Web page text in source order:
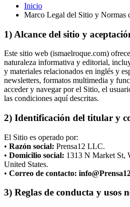
Inicio
Marco Legal del Sitio y Normas
1) Alcance del sitio y
Este sitio web (ismaelroque.com)
naturaleza informativa y editorial,
y materiales relacionados en inglés y
newsletters, formatos multimedia y
acceder y navegar por el Sitio, el
las condiciones aquí descritas.
2) Identificación del titular y
El Sitio es operado por:
• Razón social: Prensa12 LLC.
• Domicilio social: 1313 N Market St,
United States.
• Correo de contacto:
3) Reglas de conducta y usos